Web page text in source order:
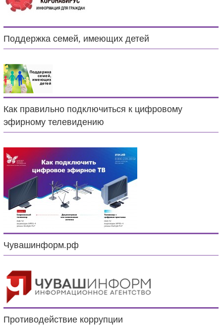
Поддержка семей, имеющих детей
Как правильно подключиться к цифровому
эфирному телевидению
Чувашинформ.рф
Противодействие коррупции